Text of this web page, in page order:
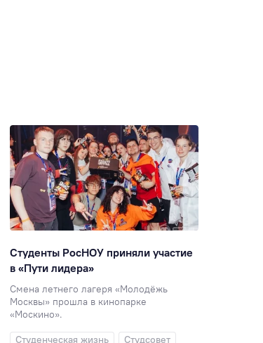
Студенты РосНОУ приняли участие
в «Пути лидера»
Смена летнего лагеря «Молодёжь
Москвы» прошла в кинопарке
«Москино».
Студенческая жизнь
Студсовет